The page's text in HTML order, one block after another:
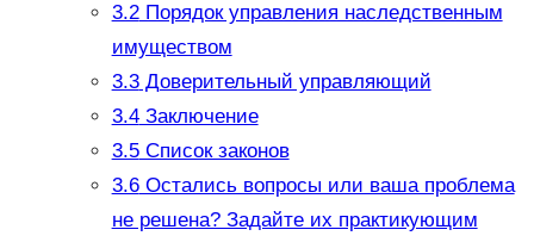
3.2Порядок управления наследственным
имуществом
3.3Доверительный управляющий
3.4Заключение
3.5Список законов
3.6Остались вопросы или ваша проблема
не решена? Задайте их практикующим